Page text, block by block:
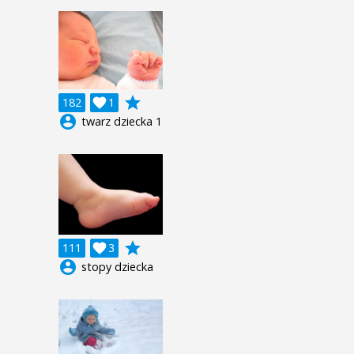
182 1

grade
account_circle twarz dziecka 1
111 3

grade
account_circle stopy dziecka